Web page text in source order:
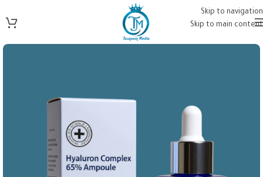
Skip to navigation
Skip to main content